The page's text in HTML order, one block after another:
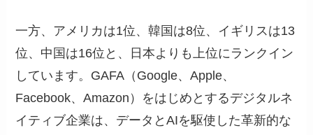
一方、アメリカは1位、韓国は8位、イギリスは13
位、中国は16位と、日本よりも上位にランクイン
しています。GAFA（Google、Apple、
Facebook、Amazon）をはじめとするデジタルネ
イティブ企業は、データとAIを駆使した革新的な